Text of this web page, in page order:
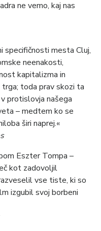
ne vemo, kaj nas
specifičnosti mesta Cluj,
neenakosti,
kapitalizma in
trga; toda prav skozi ta
protislovja našega
– medtem ko se
širi naprej.«
Eszter Tompa –
kot zadovoljil
vse tiste, ki so
izgubil svoj borbeni